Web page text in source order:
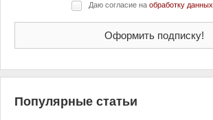
Даю согласие на обработку данных
Популярные статьи